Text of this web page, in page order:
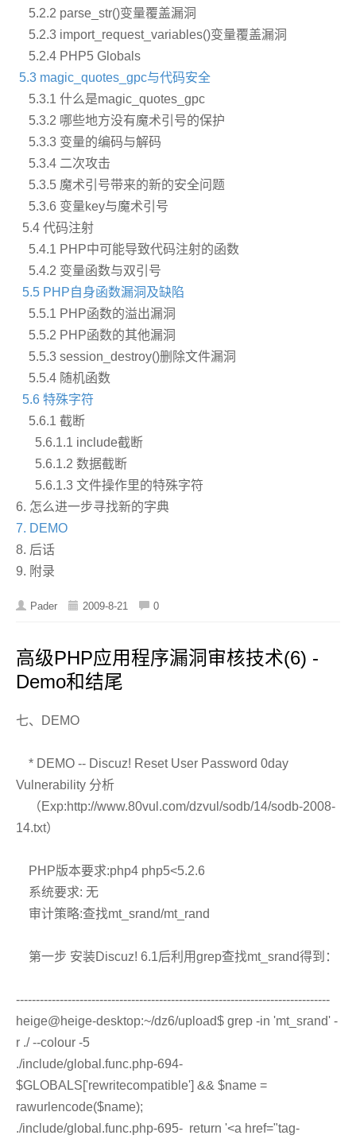
5.2.2 parse_str()变量覆盖漏洞
5.2.3 import_request_variables()变量覆盖漏洞
5.2.4 PHP5 Globals
5.3 magic_quotes_gpc与代码安全
5.3.1 什么是magic_quotes_gpc
5.3.2 哪些地方没有魔术引号的保护
5.3.3 变量的编码与解码
5.3.4 二次攻击
5.3.5 魔术引号带来的新的安全问题
5.3.6 变量key与魔术引号
5.4 代码注射
5.4.1 PHP中可能导致代码注射的函数
5.4.2 变量函数与双引号
5.5 PHP自身函数漏洞及缺陷
5.5.1 PHP函数的溢出漏洞
5.5.2 PHP函数的其他漏洞
5.5.3 session_destroy()删除文件漏洞
5.5.4 随机函数
5.6 特殊字符
5.6.1 截断
5.6.1.1 include截断
5.6.1.2 数据截断
5.6.1.3 文件操作里的特殊字符
6. 怎么进一步寻找新的字典
7. DEMO
8. 后话
9. 附录
Pader 2009-8-21 0
高级PHP应用程序漏洞审核技术(6) -
Demo和结尾
七、DEMO
* DEMO -- Discuz! Reset User Password 0day
Vulnerability 分析
（Exp:http://www.80vul.com/dzvul/sodb/14/sodb-2008-
14.txt）
PHP版本要求:php4 php5<5.2.6
系统要求: 无
审计策略:查找mt_srand/mt_rand
第一步 安装Discuz! 6.1后利用grep查找mt_srand得到：
-------------------------------------------------------------------------------
heige@heige-desktop:~/dz6/upload$ grep -in 'mt_srand' -
r ./ --colour -5
./include/global.func.php-694-
$GLOBALS['rewritecompatible'] && $name =
rawurlencode($name);
./include/global.func.php-695- return '<a href="tag-